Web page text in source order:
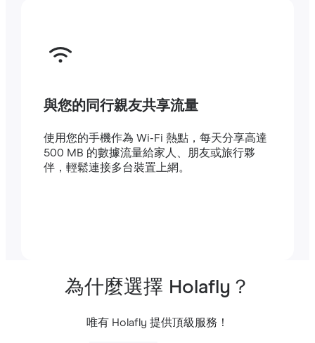
與您的同行親友共享流量
使用您的手機作為 Wi-Fi 熱點，每天分享高達
500 MB 的數據流量給家人、朋友或旅行夥
伴，輕鬆連接多台裝置上網。
為什麼選擇 Holafly？
唯有 Holafly 提供頂級服務！